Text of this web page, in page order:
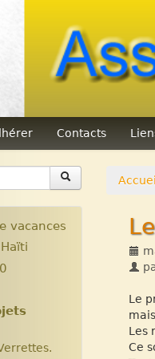
Contacts
Accueil
Le
Les
Ce
vacances